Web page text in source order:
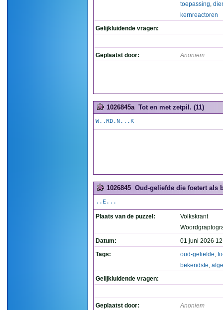
toepassing,
kernreactoren
Gelijkluidende vragen:
Geplaatst door: Anoniem
1026845a Tot en met zetpil. (11)
W..RD.N...K
1026845 Oud-geliefde die foetert als
..E...
Plaats van de puzzel:
Volkskrant
Datum:
01 juni 2026
Tags:
oud-geliefde,
bekendste,
Gelijkluidende vragen:
Geplaatst door: Anoniem